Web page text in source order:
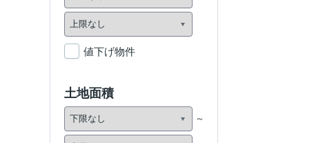
値下げ物件
土地面積